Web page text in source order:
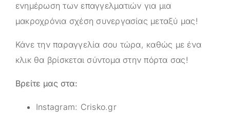
ενημέρωση των επαγγελματιών για μια
μακροχρόνια σχέση συνεργασίας μεταξύ μας!
Κάνε την παραγγελία σου τώρα, καθώς με ένα
κλικ θα βρίσκεται σύντομα στην πόρτα σας!
Βρείτε μας στα:
Instagram: Crisko.gr